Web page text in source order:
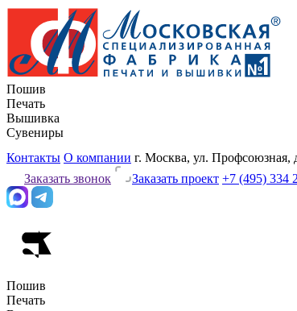
Пошив
Печать
Вышивка
Сувениры
Контакты О компании г. Москва, ул. Профсоюзная,
Заказать звонок
Заказать проект +7 (495) 334
Пошив
Печать